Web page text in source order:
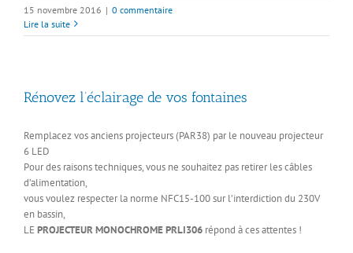
15 novembre 2016 | 0 commentaire
Lire la suite
Rénovez l’éclairage de vos fontaines
Remplacez vos anciens projecteurs (PAR38) par le nouveau projecteur
6 LED
Pour des raisons techniques, vous ne souhaitez pas retirer les câbles
d’alimentation,
vous voulez respecter la norme NFC15-100 sur l’interdiction du 230V
en bassin,
LE PROJECTEUR MONOCHROME PRLI306 répond à ces attentes !